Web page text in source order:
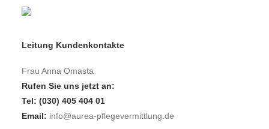
Leitung Kundenkontakte
Frau Anna Omasta
Rufen Sie uns jetzt an:
Tel: (030) 405 404 01
Email: info@aurea-pflegevermittlung.de